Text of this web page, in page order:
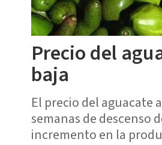
Precio del
baja
El precio del aguacate
semanas de descenso
incremento en la